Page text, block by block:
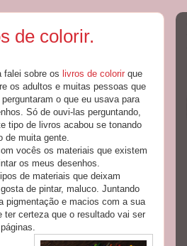
de colorir.
falei sobre os livros de colorir que
os adultos e muitas pessoas que
o que eu usava para
Só de ouvi-las perguntando,
tipo de livros acabou se tonando
de muita gente.
vocês os materiais que existem
os meus desenhos.
de materiais que deixam
de pintar, maluco. Juntando
pigmentação e macios com a sua
ter certeza que o resultado vai ser